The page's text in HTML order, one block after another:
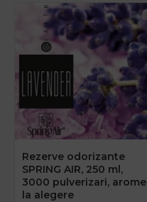
Rezerve odorizante
SPRING AIR, 250 ml,
3000 pulverizari, arome
la alegere